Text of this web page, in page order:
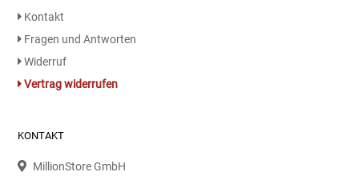
Karaffen / Krüge
Kartoffelprod./Beilagen/Fruchtsalat gek.
Kau-/ Fruchtgummi/ Kindersüßware
Kontakt
Fragen und Antworten
Widerruf
Vertrag widerrufen
KONTAKT
MillionStore GmbH